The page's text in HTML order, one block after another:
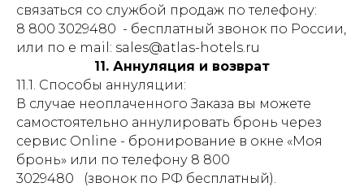
связаться со службой продаж по телефону:
8 800 3029480 - бесплатный звонок по России,
или по e mail: sales@atlas-hotels.ru
11. Аннуляция и возврат
11.1. Способы аннуляции:
В случае неоплаченного Заказа вы можете
самостоятельно аннулировать бронь через
сервис Online - бронирование в окне «Моя
бронь» или по телефону 8 800
3029480 (звонок по РФ бесплатный).